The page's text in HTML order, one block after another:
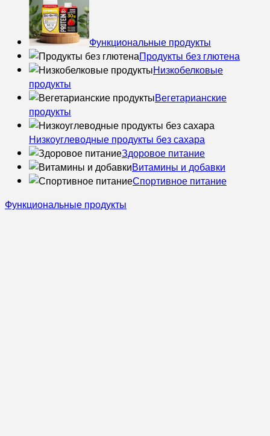
Функциональные продукты
Продукты без глютена
Низкобелковые
продукты
Вегетарианские
продукты
Низкоуглеводные продукты без сахара
Здоровое питание
Витамины и добавки
Спортивное питание
Функциональные продукты